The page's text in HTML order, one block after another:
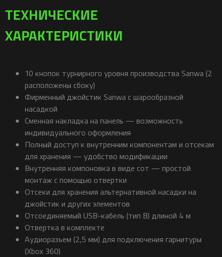
ТЕХНИЧЕСКИЕ
ХАРАКТЕРИСТИКИ
10 кнопок турнирного уровня производства Sanwa (2
расположены сбоку)
Фирменный джойстик Sanwa с шарообразной
насадкой
Сменная накладка на панель — возможность
индивидуального оформления
Полный доступ к внутренним компонентам и отсекам
для хранения — удобство модификации
Внутренняя компоновка в виде сот — простой
монтаж с помощью отвертки
Отсеки для хранения альтернативной насадки на
джойстик и других элементов
Отсоединяемый USB-кабель (тип B) длиной 4 м
Отвертка в комплекте
Аудиоразъем (2,5 мм) для подключения гарнитуры
(Xbox 360)